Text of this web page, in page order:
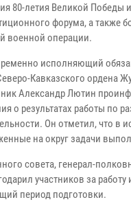
80-летия Великой Победы
форума, а также
военной операции.
исполняющий
Кавказского ордена
Александр Лютин
о результатах работы по
Он отметил, что в
на округ задачи
совета, генерал-
участников за работу
период подготовки.